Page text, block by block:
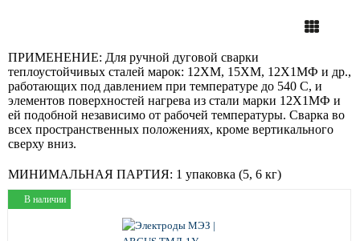
ПРИМЕНЕНИЕ: Для ручной дуговой сварки
теплоустойчивых сталей марок: 12ХМ, 15ХМ, 12Х1МФ и др.,
работающих под давлением при температуре до 540 С, и
элементов поверхностей нагрева из стали марки 12Х1МФ и
ей подобной независимо от рабочей температуры. Сварка во
всех пространственных положениях, кроме вертикального
сверху вниз.
МИНИМАЛЬНАЯ ПАРТИЯ: 1 упаковка (5, 6 кг)
В наличии